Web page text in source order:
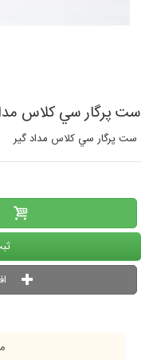
ست پرگار سي كلاس
ست پرگار سي كلاس مداد گير